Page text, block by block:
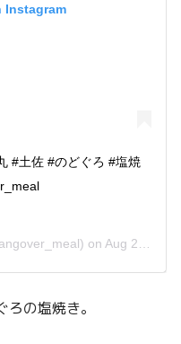
Instagram
#土佐 #のどぐろ #塩焼
on Aug 23, 2018 at 12:37am PDT
の塩焼き。